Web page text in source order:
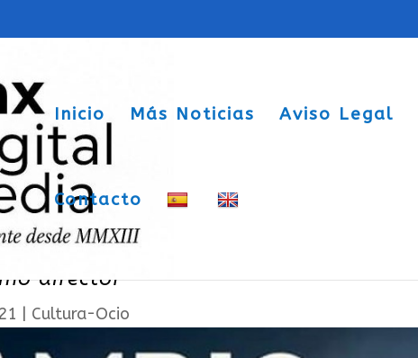
Inicio Más Noticias Aviso Legal
Contacto
“se pondrá en escena en el Teatro de
director
Cultura-Ocio